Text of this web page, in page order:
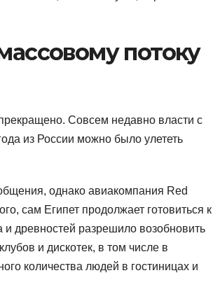
потоку
Совсем недавно власти с
из России можно было улететь
однако авиакомпания Red
сам Египет продолжает готовиться к
древностей разрешило возобновить
и дискотек, в том числе в
количества людей в гостиницах и